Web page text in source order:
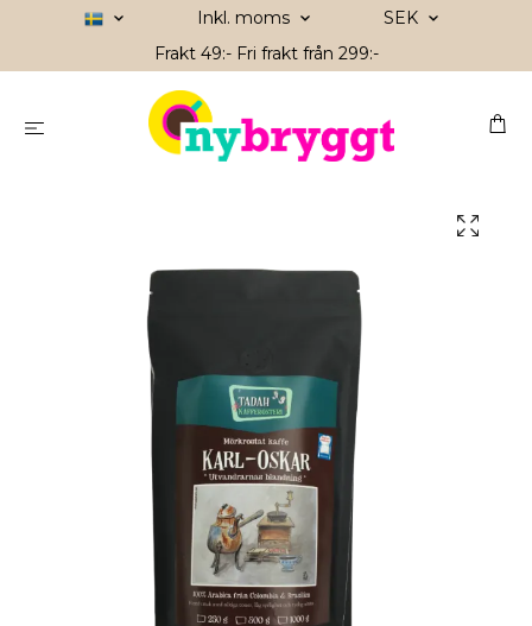
Inkl. moms
SEK
Frakt 49:- Fri frakt från 299:-